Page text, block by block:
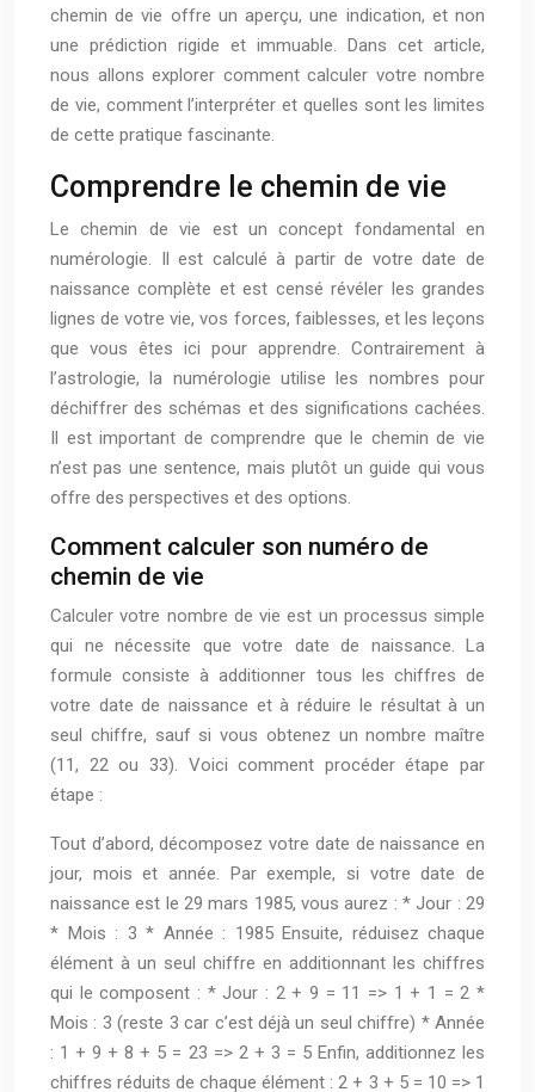
chemin de vie offre un aperçu, une indication, et non
une prédiction rigide et immuable. Dans cet article,
nous allons explorer comment calculer votre nombre
de vie, comment l’interpréter et quelles sont les limites
de cette pratique fascinante.
Comprendre le chemin de vie
Le chemin de vie est un concept fondamental en
numérologie. Il est calculé à partir de votre date de
naissance complète et est censé révéler les grandes
lignes de votre vie, vos forces, faiblesses, et les leçons
que vous êtes ici pour apprendre. Contrairement à
l’astrologie, la numérologie utilise les nombres pour
déchiffrer des schémas et des significations cachées.
Il est important de comprendre que le chemin de vie
n’est pas une sentence, mais plutôt un guide qui vous
offre des perspectives et des options.
Comment calculer son numéro de
chemin de vie
Calculer votre nombre de vie est un processus simple
qui ne nécessite que votre date de naissance. La
formule consiste à additionner tous les chiffres de
votre date de naissance et à réduire le résultat à un
seul chiffre, sauf si vous obtenez un nombre maître
(11, 22 ou 33). Voici comment procéder étape par
étape :
Tout d’abord, décomposez votre date de naissance en
jour, mois et année. Par exemple, si votre date de
naissance est le 29 mars 1985, vous aurez : * Jour : 29
* Mois : 3 * Année : 1985 Ensuite, réduisez chaque
élément à un seul chiffre en additionnant les chiffres
qui le composent : * Jour : 2 + 9 = 11 => 1 + 1 = 2 *
Mois : 3 (reste 3 car c’est déjà un seul chiffre) * Année
: 1 + 9 + 8 + 5 = 23 => 2 + 3 = 5 Enfin, additionnez les
chiffres réduits de chaque élément : 2 + 3 + 5 = 10 => 1